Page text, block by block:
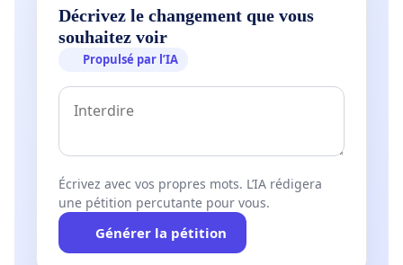
Décrivez le changement que vous
souhaitez voir
Propulsé par l’IA
Écrivez avec vos propres mots. L’IA rédigera
une pétition percutante pour vous.
Générer la pétition